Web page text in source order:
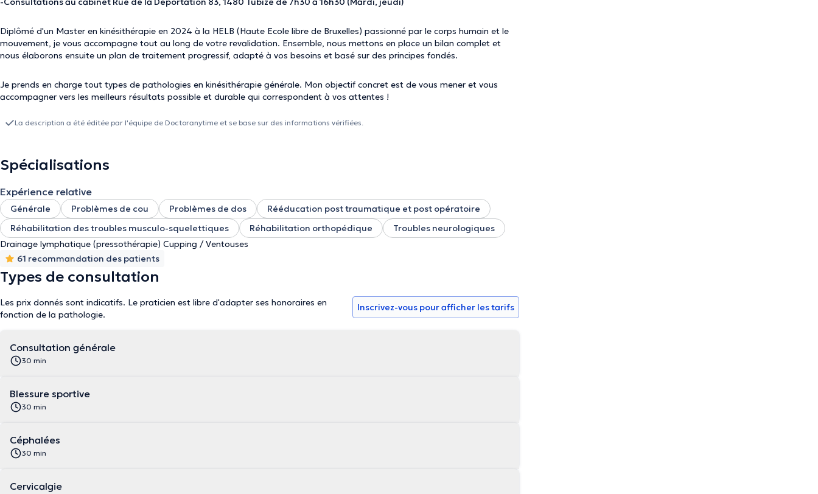
Diplômé d'un Master en kinésithérapie en 2024 à la HELB (Haute Ecole libre de Bruxelles) passionné par le corps humain et le
mouvement, je vous accompagne tout au long de votre revalidation. Ensemble, nous mettons en place un bilan complet et
nous élaborons ensuite un plan de traitement progressif, adapté à vos besoins et basé sur des principes fondés.
Je prends en charge tout types de pathologies en kinésithérapie générale. Mon objectif concret est de vous mener et vous
accompagner vers les meilleurs résultats possible et durable qui correspondent à vos attentes !
La description a été éditée par l'équipe de Doctoranytime et se base sur des informations vérifiées.
Spécialisations
Expérience relative
Générale Problèmes de cou Problèmes de dos
Rééducation post traumatique et post opératoire
Réhabilitation des troubles musculo-squelettiques
Réhabilitation orthopédique
Troubles neurologiques
Drainage lymphatique (pressothérapie) Cupping / Ventouses
61 recommandation des patients
Types de consultation
Les prix donnés sont indicatifs. Le praticien est libre d'adapter ses honoraires en
fonction de la pathologie.
Inscrivez-vous pour afficher les tarifs
Consultation générale
30 min
Blessure sportive
30 min
Céphalées
30 min
Cervicalgie